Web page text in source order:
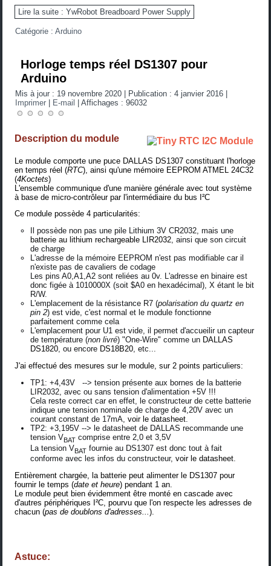
Lire la suite : YwRobot Breadboard Power Supply
Catégorie :Arduino
Horloge temps réel DS1307 pour
Arduino
Mis à jour : 19 novembre 2020 Publication : 4 janvier 2016
Imprimer
E-mail |Affichages : 96032
Description du module
Le module comporte une puce DALLAS DS1307constituant l'horloge
en temps réel (RTC), ainsi qu'une mémoire EEPROM ATMEL 24C32
(4Koctets)
L'ensemble communique d'une manière générale avec tout système
à base de micro-contrôleur par l'intermédiaire du bus I²C
Ce module possède 4 particularités:
Il possède non pas une pile Lithium 3V CR2032, mais une
batterie au lithium rechargeable LIR2032, ainsi que son circuit
de charge
L'adresse de la mémoire EEPROM n'est pas modifiable car il
n'existe pas de cavaliers de codage
Les pins A0,A1,A2 sont reliées au 0v. L'adresse en binaire est
donc figée à 1010000X (soit $A0 en hexadécimal), X étant le bit
R/W.
L'emplacement de la résistance R7 (polarisation du quartz en
pin 2) est vide, c'est normal et le module fonctionne
parfaitement comme cela
L'emplacement pour U1 est vide, il permet d'accueilir un capteur
de température (non livré) "One-Wire" comme un DALLAS
DS1820, ou encore DS18B20, etc...
J'ai effectué des mesures sur le module, sur 2 points particuliers:
TP1: +4,43V --> tension présente aux bornes de la batterie
LIR2032, avec ou sans tension d'alimentation +5V !!!
Cela reste correct car en effet, le constructeur de cette batterie
indique une tension nominale de charge de 4,20V avec un
courant constant de 17mA,voir le datasheet.
TP2: +3,195V --> le datasheet de DALLAS recommande une
tension VBAT comprise entre 2,0 et 3,5V
La tension VBAT fournie au DS1307 est donc tout à fait
conforme avec les infos du constructeur,voir le datasheet.
Entièrement chargée, la batterie peut alimenter le DS1307 pour
fournir le temps (date et heure) pendant 1 an.
Le module peut bien évidemment être monté en cascade avec
d'autres périphériques I²C, pourvu que l'on respecte les adresses de
chacun (pas de doublons d'adresses...).
Astuce: